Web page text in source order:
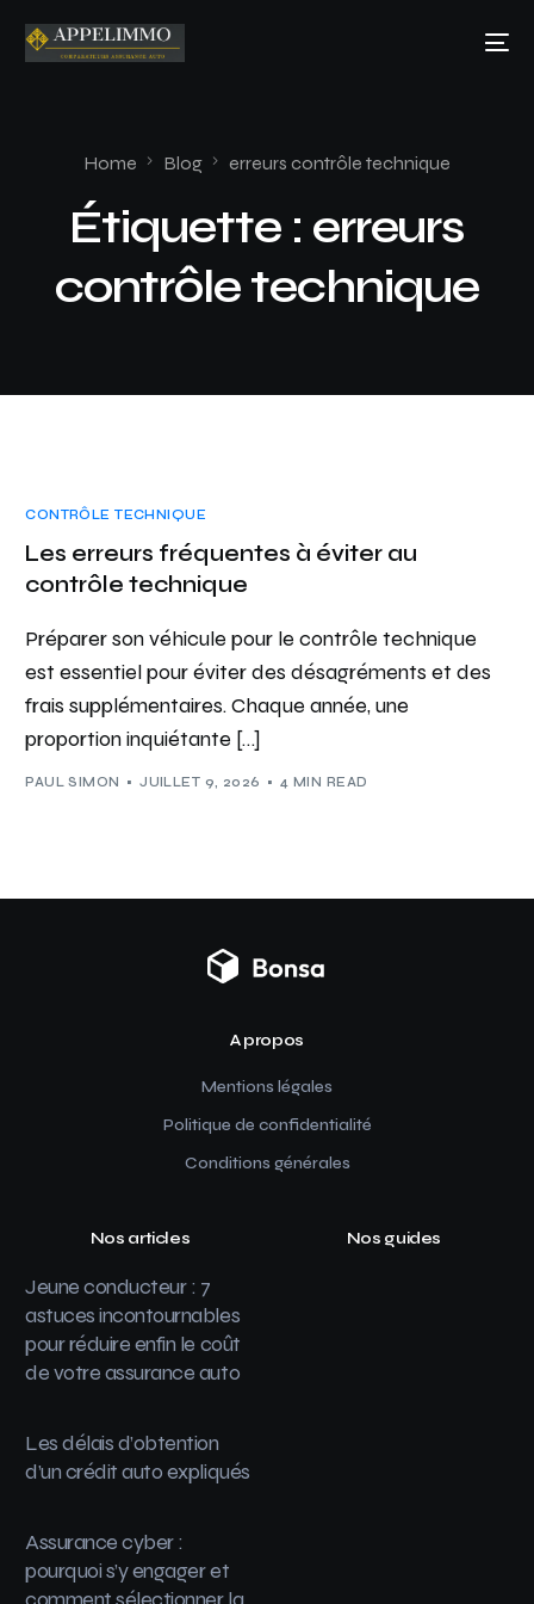
Home Blog erreurs contrôle technique
Étiquette : erreurs
contrôle technique
CONTRÔLE TECHNIQUE
Les erreurs fréquentes à éviter au
contrôle technique
Préparer son véhicule pour le contrôle technique
est essentiel pour éviter des désagréments et des
frais supplémentaires. Chaque année, une
proportion inquiétante […]
PAUL SIMON JUILLET 9, 2026 4 MIN READ
A propos
Mentions légales
Politique de confidentialité
Conditions générales
Nos articles
Jeune conducteur : 7
astuces incontournables
pour réduire enfin le coût
de votre assurance auto
Les délais d’obtention
d’un crédit auto expliqués
Assurance cyber :
pourquoi s’y engager et
Nos guides